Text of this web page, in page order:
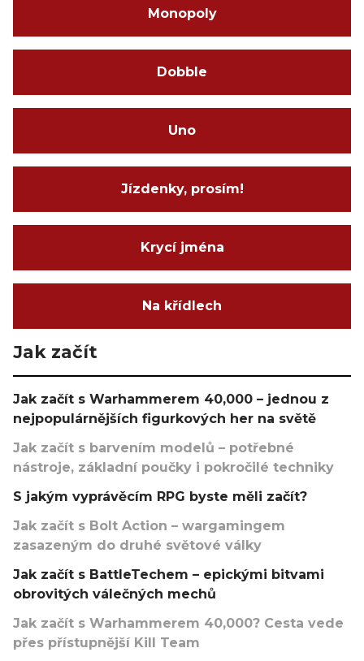
Monopoly
Dobble
Uno
Jízdenky, prosím!
Krycí jména
Na křídlech
Jak začít
Jak začít s Warhammerem 40,000 – jednou z
nejpopulárnějších figurkových her na světě
Jak začít s barvením modelů – potřebné
nástroje, základní poučky i pokročilé techniky
S jakým vyprávěcím RPG byste měli začít?
Jak začít s Bolt Action – wargamingem
zasazeným do druhé světové války
Jak začít s BattleTechem – epickými bitvami
obrovitých válečných mechů
Jak začít s Warhammerem 40,000? Cesta vede
přes přístupnější Kill Team